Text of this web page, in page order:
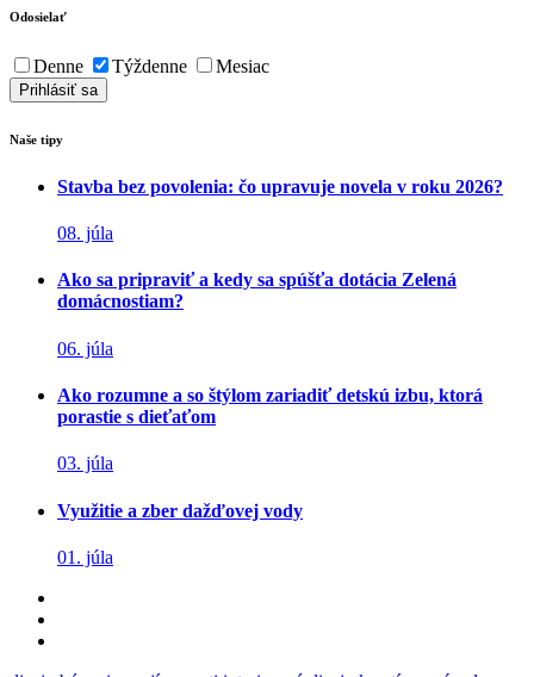
Odosielať
Denne Týždenne Mesiac
Naše tipy
Stavba bez povolenia: čo upravuje novela v roku 2026?
08. júla
Ako sa pripraviť a kedy sa spúšťa dotácia Zelená
domácnostiam?
06. júla
Ako rozumne a so štýlom zariadiť detskú izbu, ktorá
porastie s dieťaťom
03. júla
Využitie a zber dažďovej vody
01. júla